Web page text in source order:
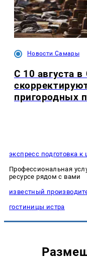
Новости Самары
С 10 августа
пригородных
экспресс подготовка к
Профессиональная
ресурсе рядом с вами
известный
гостиницы истра